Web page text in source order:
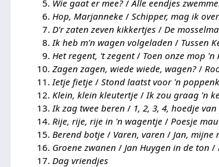
Wie gaat er mee? /Alle eendjes
Hop, Marjanneke /Schipper, mag ik
D'r zaten zeven kikkertjes / De
Ik heb m'n wagen volgeladen / Tussen
Het regent, 't zegent/ Toen onze mop 'n
Zagen zagen, wiede wiede, wagen? /
Ietje fietje /Stond laatst voor 'n
Klein, klein kleutertje / Ik zou graag 'n
Ik zag twee beren / 1, 2, 3, 4, hoedje
Rije, rije, rije in 'n wagentje / Poesje
Berend botje / Varen, varen / Jan, mijne
Groene zwanen / Jan Huygen in de ton /
Dag vriendjes